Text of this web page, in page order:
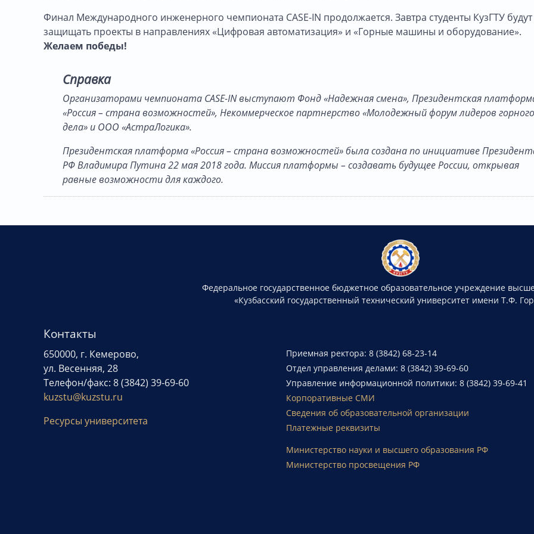
Финал Международного инженерного чемпионата CASE-IN продолжается. Завтра студенты КузГТУ будут
защищать проекты в направлениях «Цифровая автоматизация» и «Горные машины и оборудование».
Желаем победы!
Справка
Организаторами чемпионата CASE-IN выступают Фонд «Надежная смена», Президентская
«Россия – страна возможностей», Некоммерческое партнерство «Молодежный форум лидеров горного
дела» и ООО «АстраЛогика».
Президентская платформа «Россия – страна возможностей» была создана по инициативе
РФ Владимира Путина 22 мая 2018 года. Миссия платформы – создавать будущее России, открывая
равные возможности для каждого.
Федеральное государственное бюджетное образовательное учреждение
«Кузбасский государственный технический университет имени Т.Ф.
Контакты
650000, г. Кемерово,
ул. Весенняя, 28
Телефон/факс: 8 (3842) 39-69-60
kuzstu@kuzstu.ru
Ресурсы университета
Приемная ректора: 8 (3842) 68-23-14
Отдел управления делами: 8 (3842) 39-69-60
Управление информационной политики: 8 (3842) 39-69-41
Корпоративные СМИ
Сведения об образовательной организации
Платежные реквизиты
Министерство науки и высшего образования РФ
Министерство просвещения РФ